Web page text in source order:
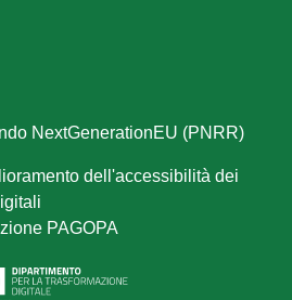
NextGenerationEU (PNRR)
dell'accessibilità dei
PAGOPA